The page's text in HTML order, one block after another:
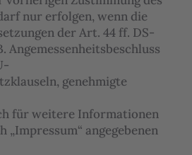
nur erfolgen, wenn die
der Art. 44 ff. DS-
Angemessenheitsbeschluss
genehmigte
für weitere Informationen
„Impressum“ angegebenen